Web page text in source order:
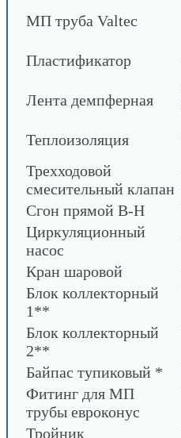
МП труба Valtec
Пластификатор
Лента демпферная
Теплоизоляция
Трехходовой
смесительный клапан
Сгон прямой В-Н
Циркуляционный
насос
Кран шаровой
Блок коллекторный
1**
Блок коллекторный
2**
Байпас тупиковый *
Фитинг для МП
трубы евроконус
Тройник